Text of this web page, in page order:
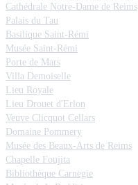
Cathédrale Notre-Dame de Reims
Palais du Tau
Basilique Saint-Rémi
Musée Saint-Rémi
Porte de Mars
Villa Demoiselle
Lieu Royale
Lieu Drouet d'Erlon
Veuve Clicquot Cellars
Domaine Pommery
Musée des Beaux-Arts de Reims
Chapelle Foujita
Bibliothèque Carnegie